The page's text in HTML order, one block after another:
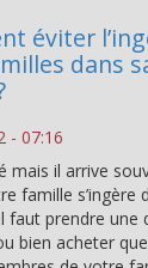
éviter
dans
- 07:16
mais il arrive
famille s’ingère
faut prendre
bien acheter